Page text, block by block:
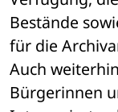
Bestände
für die
Auch
Bürgerinnen